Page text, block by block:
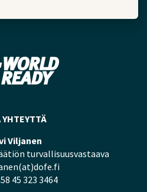
YHTEYTTÄ
Viljanen
turvallisuusvastaava
45 323 3464